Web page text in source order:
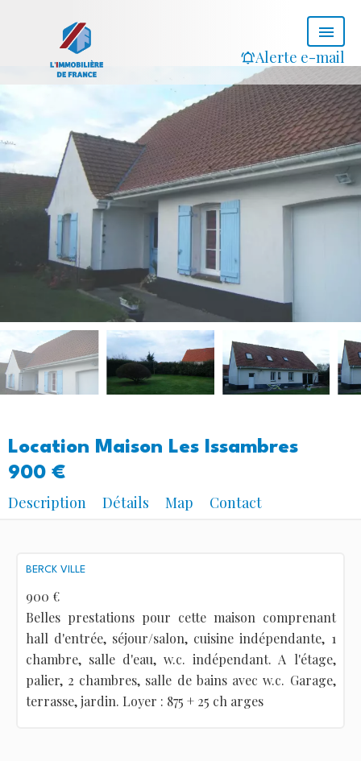
Alerte e-mail
Location Maison Les Issambres
900 €
Description
Détails Map Contact
BERCK VILLE
900 €
Belles prestations pour cette maison comprenant
hall d'entrée, séjour/salon, cuisine indépendante, 1
chambre, salle d'eau, w.c. indépendant. A l'étage,
palier, 2 chambres, salle de bains avec w.c. Garage,
terrasse, jardin. Loyer : 875 + 25 ch arges